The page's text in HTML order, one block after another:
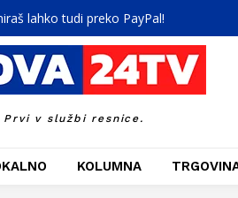
lahko tudi preko PayPal!
Prvi v službi resnice.
KOLUMNA